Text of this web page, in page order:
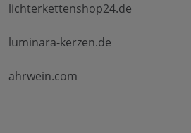
lichterkettenshop24.de
luminara-kerzen.de
ahrwein.com